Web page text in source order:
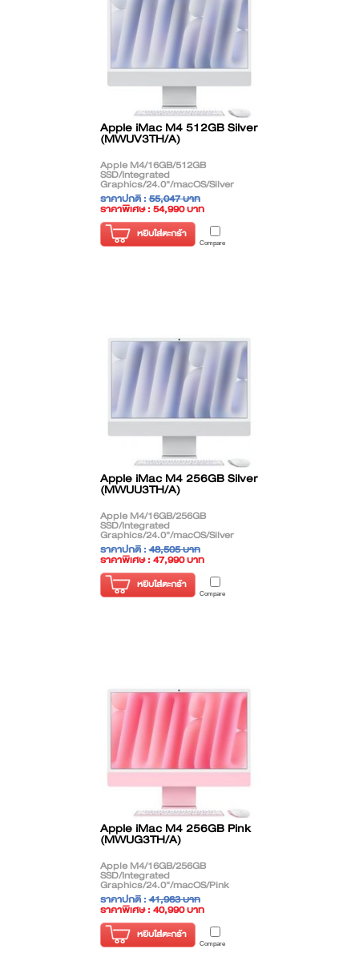
Apple iMac M4 512GB Silver
(MWUV3TH/A)
Apple M4/16GB/512GB
SSD/Integrated
Graphics/24.0"/macOS/Silver
ราคาปกติ :55,047 บาท
ราคาพิเศษ : 54,990 บาท
( ราคาไม่รวมภาษี )
หยิบใส่ตะกร้า
Compare
Apple iMac M4 256GB Silver
(MWUU3TH/A)
Apple M4/16GB/256GB
SSD/Integrated
Graphics/24.0"/macOS/Silver
ราคาปกติ :48,505 บาท
ราคาพิเศษ : 47,990 บาท
( ราคาไม่รวมภาษี )
หยิบใส่ตะกร้า
Compare
Apple iMac M4 256GB Pink
(MWUG3TH/A)
Apple M4/16GB/256GB
SSD/Integrated
Graphics/24.0"/macOS/Pink
ราคาปกติ :41,963 บาท
ราคาพิเศษ : 40,990 บาท
( ราคาไม่รวมภาษี )
หยิบใส่ตะกร้า
Compare